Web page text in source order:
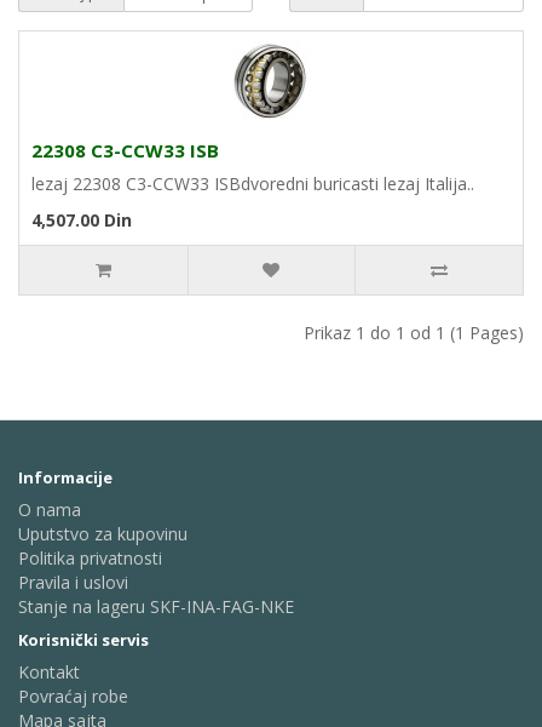
22308 C3-CCW33 ISB
lezaj 22308 C3-CCW33 ISBdvoredni buricasti lezaj Italija..
4,507.00 Din
Prikaz 1 do 1 od 1 (1 Pages)
Informacije
O nama
Uputstvo za kupovinu
Politika privatnosti
Pravila i uslovi
Stanje na lageru SKF-INA-FAG-NKE
Korisnički servis
Kontakt
Povraćaj robe
Mapa sajta